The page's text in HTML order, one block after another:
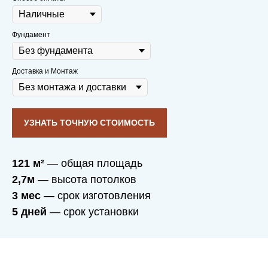
Фундамент
Доставка и Монтаж
УЗНАТЬ ТОЧНУЮ СТОИМОСТЬ
121 м² — общая площадь
2,7м — высота потолков
3 мес — срок изготовления
5 дней — срок установки
дополнительного освещения
не требуется.
Продуманная система вентиляции
пропускает достаточно воздуха для